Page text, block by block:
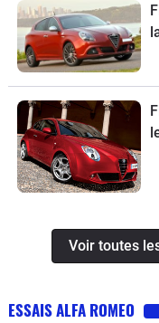
Voir toutes
ESSAIS ALFA ROMEO